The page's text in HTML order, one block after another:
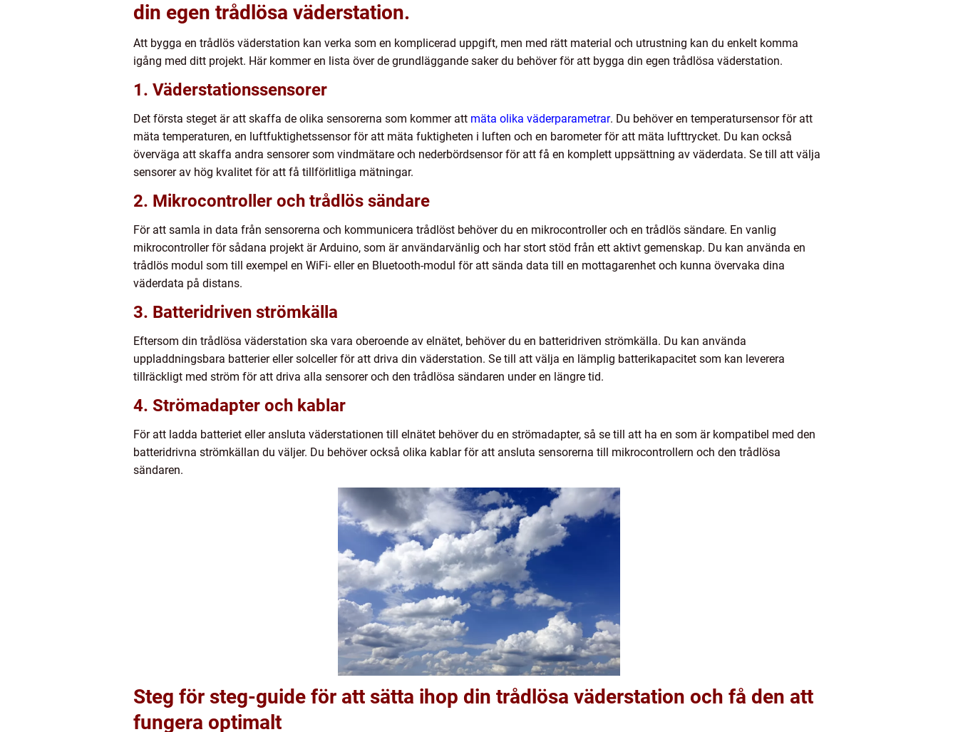
din egen trådlösa väderstation.
Att bygga en trådlös väderstation kan verka som en komplicerad uppgift, men med rätt material och utrustning kan du enkelt komma
igång med ditt projekt. Här kommer en lista över de grundläggande saker du behöver för att bygga din egen trådlösa väderstation.
1. Väderstationssensorer
Det första steget är att skaffa de olika sensorerna som kommer att mäta olika väderparametrar. Du behöver en temperatursensor för att
mäta temperaturen, en luftfuktighetssensor för att mäta fuktigheten i luften och en barometer för att mäta lufttrycket. Du kan också
överväga att skaffa andra sensorer som vindmätare och nederbördsensor för att få en komplett uppsättning av väderdata. Se till att välja
sensorer av hög kvalitet för att få tillförlitliga mätningar.
2. Mikrocontroller och trådlös sändare
För att samla in data från sensorerna och kommunicera trådlöst behöver du en mikrocontroller och en trådlös sändare. En vanlig
mikrocontroller för sådana projekt är Arduino, som är användarvänlig och har stort stöd från ett aktivt gemenskap. Du kan använda en
trådlös modul som till exempel en WiFi- eller en Bluetooth-modul för att sända data till en mottagarenhet och kunna övervaka dina
väderdata på distans.
3. Batteridriven strömkälla
Eftersom din trådlösa väderstation ska vara oberoende av elnätet, behöver du en batteridriven strömkälla. Du kan använda
uppladdningsbara batterier eller solceller för att driva din väderstation. Se till att välja en lämplig batterikapacitet som kan leverera
tillräckligt med ström för att driva alla sensorer och den trådlösa sändaren under en längre tid.
4. Strömadapter och kablar
För att ladda batteriet eller ansluta väderstationen till elnätet behöver du en strömadapter, så se till att ha en som är kompatibel med den
batteridrivna strömkällan du väljer. Du behöver också olika kablar för att ansluta sensorerna till mikrocontrollern och den trådlösa
sändaren.
Steg för steg-guide för att sätta ihop din trådlösa väderstation och få den att
fungera optimalt